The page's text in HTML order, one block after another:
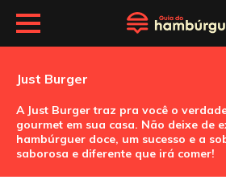
Just Burger
A Just Burger traz pra você o
gourmet em sua casa. Não deixe de
hambúrguer doce, um sucesso e a
saborosa e diferente que irá comer!